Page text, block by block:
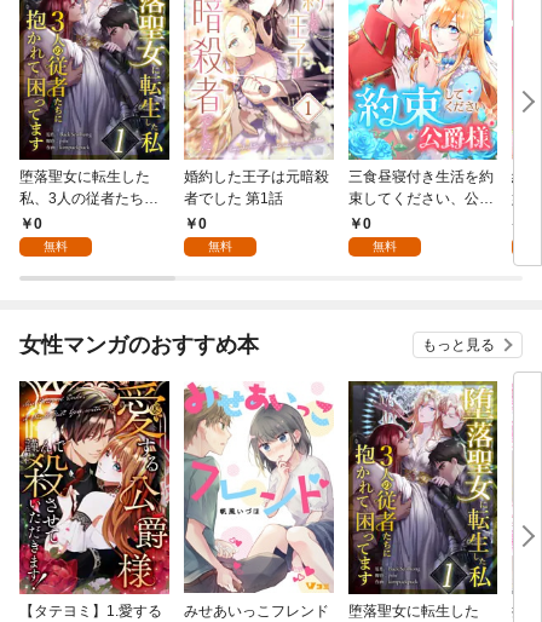
堕落聖女に転生した
私、3人の従者たちに
抱かれて困ってます 第
1話
0
無料
婚約した王子は元暗殺
者でした 第1話
0
無料
三食昼寝付き生活を約
束してください、公爵
様 1話
0
無料
絶
嬢
行
女性マンガのおすすめ本 もっと見る
【タテヨミ】1.愛する
みせあいっこフレンド
堕落聖女に転生した
授